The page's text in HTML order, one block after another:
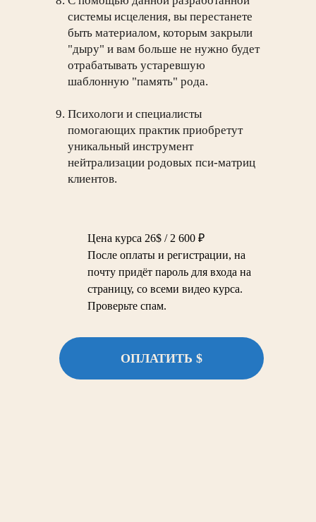
системы исцеления, вы перестанете
быть материалом, которым закрыли
"дыру" и вам больше не нужно будет
отрабатывать устаревшую
шаблонную "память" рода.
Психологи и специалисты
помогающих практик приобретут
уникальный инструмент
нейтрализации родовых пси-матриц
клиентов.
Цена курса 26$ / 2 600 ₽
После оплаты и регистрации, на
почту придёт пароль для входа на
страницу, со всеми видео курса.
Проверьте спам.
ОПЛАТИТЬ $